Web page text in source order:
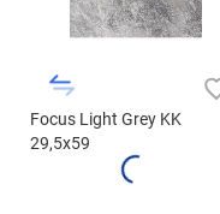
Focus Light Grey KK
29,5x59